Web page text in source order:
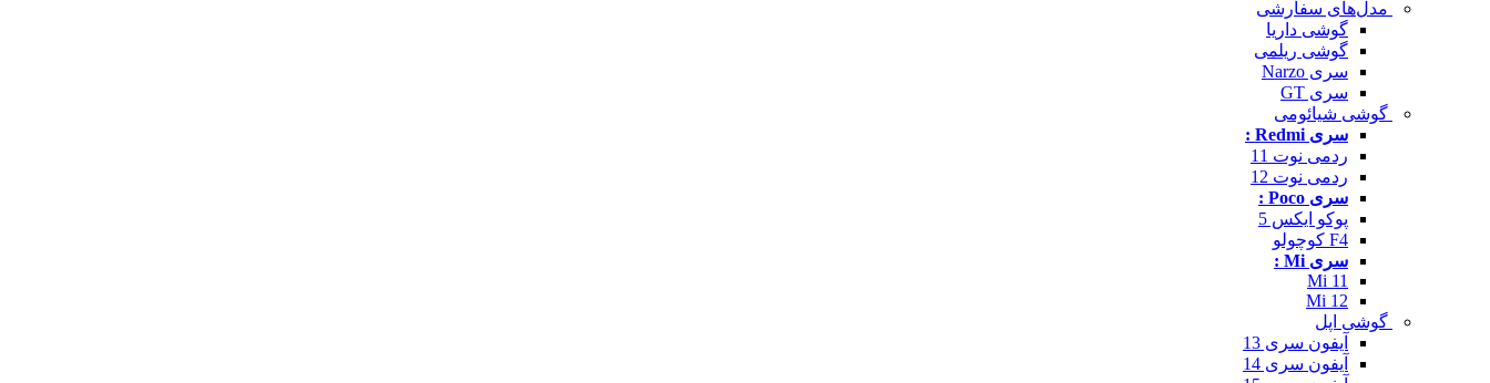
مدل‌های سفارشی
گوشی داریا
گوشی ریلمی
سری Narzo
سری GT
گوشی شیائومی
سری Redmi :
ردمی نوت 11
ردمی نوت 12
سری Poco :
پوکو ایکس 5
F4 کوچولو
سری Mi :
Mi 11
Mi 12
گوشی اپل
آیفون سری 13
آیفون سری 14